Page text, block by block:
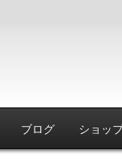
ブログ ショッ